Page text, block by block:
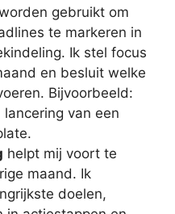
gebruikt om
te markeren in
Ik stel focus
en besluit welke
Bijvoorbeeld:
van een
helpt mij voort te
maand. Ik
doelen,